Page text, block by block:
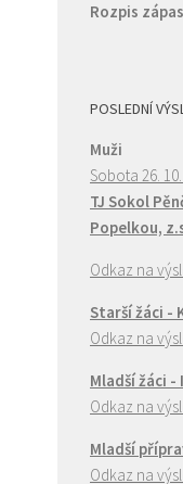
Rozpis
POSLEDNÍ
Muži
Sobota 26.
TJ Sokol
Popelkou,
Odkaz na
Starší žáci -
Odkaz na
Mladší žáci
Odkaz na
Mladší
Odkaz na